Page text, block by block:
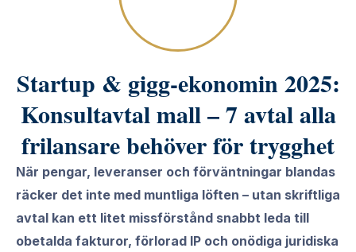
Startup & gigg-ekonomin 2025:
Konsultavtal mall – 7 avtal alla
frilansare behöver för trygghet
När pengar, leveranser och förväntningar blandas
räcker det inte med muntliga löften – utan skriftliga
avtal kan ett litet missförstånd snabbt leda till
obetalda fakturor, förlorad IP och onödiga juridiska